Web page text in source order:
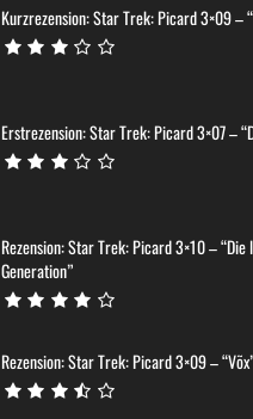
Kurzrezension: Star Trek: Picard 3×09 –
Erstrezension: Star Trek: Picard 3×07 –
Rezension: Star Trek: Picard 3×10 – “Die
Generation”
Rezension: Star Trek: Picard 3×09 –